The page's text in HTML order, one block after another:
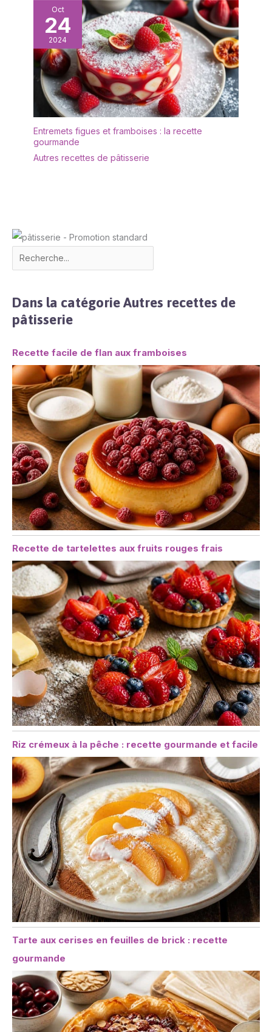
la garantie légale de
conformité 2 ans et 14
jours de rétractation
sans frais conformément
à la législation française,
pour un achat sans
risque.
Oct
24
2024
Entremets figues et framboises : la recette
gourmande
Autres recettes de pâtisserie
Dans la catégorie Autres recettes de
pâtisserie
Recette facile de flan aux framboises
Recette de tartelettes aux fruits rouges frais
Riz crémeux à la pêche : recette gourmande et facile
Tarte aux cerises en feuilles de brick : recette
gourmande